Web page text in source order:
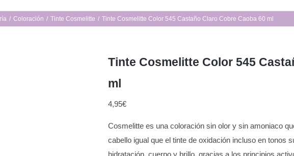
Coloración Tinte Cosmelitte Tinte Cosmelitte Color 545 Castaño Claro Cobre Caoba 60 ml
Tinte Cosmelitte Color 545
ml
4,95€
Cosmelitte es una coloración sin olor y sin amoniaco
cabello igual que el tinte de oxidación incluso en tonos
hidratación, cuerpo y brillo, gracias a los principios